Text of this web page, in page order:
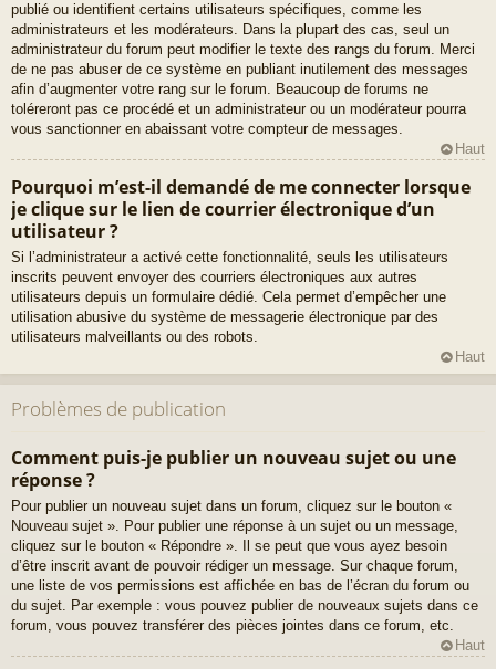
publié ou identifient certains utilisateurs spécifiques, comme les
administrateurs et les modérateurs. Dans la plupart des cas, seul un
administrateur du forum peut modifier le texte des rangs du forum. Merci
de ne pas abuser de ce système en publiant inutilement des messages
afin d’augmenter votre rang sur le forum. Beaucoup de forums ne
toléreront pas ce procédé et un administrateur ou un modérateur pourra
vous sanctionner en abaissant votre compteur de messages.
Haut
Pourquoi m’est-il demandé de me connecter lorsque
je clique sur le lien de courrier électronique d’un
utilisateur ?
Si l’administrateur a activé cette fonctionnalité, seuls les utilisateurs
inscrits peuvent envoyer des courriers électroniques aux autres
utilisateurs depuis un formulaire dédié. Cela permet d’empêcher une
utilisation abusive du système de messagerie électronique par des
utilisateurs malveillants ou des robots.
Haut
Problèmes de publication
Comment puis-je publier un nouveau sujet ou une
réponse ?
Pour publier un nouveau sujet dans un forum, cliquez sur le bouton «
Nouveau sujet ». Pour publier une réponse à un sujet ou un message,
cliquez sur le bouton « Répondre ». Il se peut que vous ayez besoin
d’être inscrit avant de pouvoir rédiger un message. Sur chaque forum,
une liste de vos permissions est affichée en bas de l’écran du forum ou
du sujet. Par exemple : vous pouvez publier de nouveaux sujets dans ce
forum, vous pouvez transférer des pièces jointes dans ce forum, etc.
Haut